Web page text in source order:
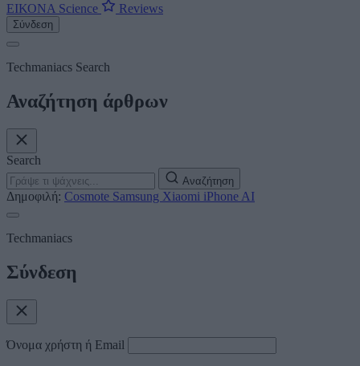
ΕΙΚΟΝΑ Science Reviews
Σύνδεση
Techmaniacs Search
Αναζήτηση άρθρων
Search
Αναζήτηση
Δημοφιλή: Cosmote Samsung Xiaomi iPhone AI
Techmaniacs
Σύνδεση
Όνομα χρήστη ή Email